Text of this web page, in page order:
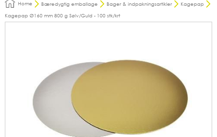
Home Bæredygtig emballage Bager & indpakningsartikler
Kagepap
Kagepap Ø160 mm 800 g Sølv/Guld - 100 stk/krt